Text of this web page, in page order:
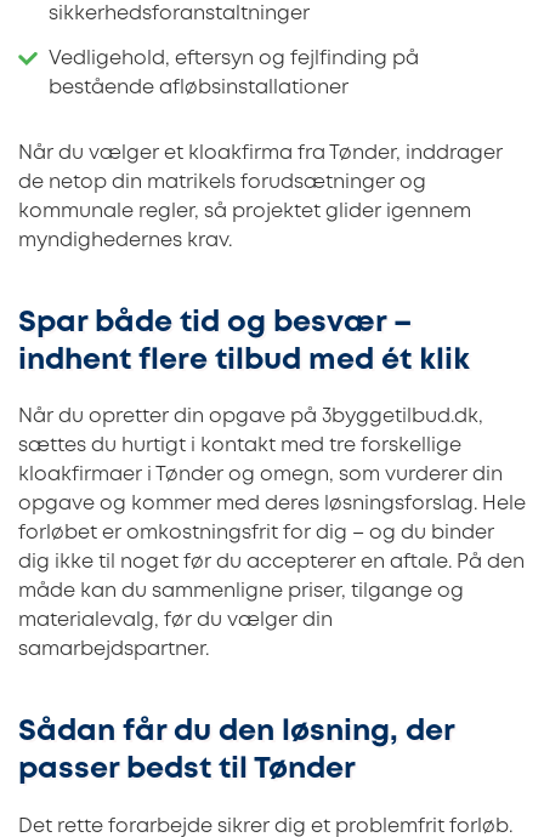
sikkerhedsforanstaltninger
Vedligehold, eftersyn og fejlfinding på
bestående afløbsinstallationer
Når du vælger et kloakfirma fra Tønder, inddrager
de netop din matrikels forudsætninger og
kommunale regler, så projektet glider igennem
myndighedernes krav.
Spar både tid og besvær –
indhent flere tilbud med ét klik
Når du opretter din opgave på 3byggetilbud.dk,
sættes du hurtigt i kontakt med tre forskellige
kloakfirmaer i Tønder og omegn, som vurderer din
opgave og kommer med deres løsningsforslag. Hele
forløbet er omkostningsfrit for dig – og du binder
dig ikke til noget før du accepterer en aftale. På den
måde kan du sammenligne priser, tilgange og
materialevalg, før du vælger din
samarbejdspartner.
Sådan får du den løsning, der
passer bedst til Tønder
Det rette forarbejde sikrer dig et problemfrit forløb.